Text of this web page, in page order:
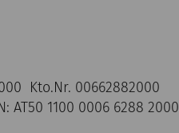
Kto.Nr. 00662882000
AT50 1100 0006 6288 2000